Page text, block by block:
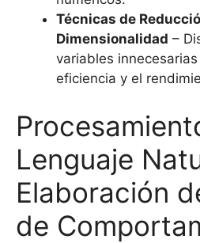
Técnicas de
Dimensionalidad –
variables
eficiencia y el
Lenguaje
Elaboración
de